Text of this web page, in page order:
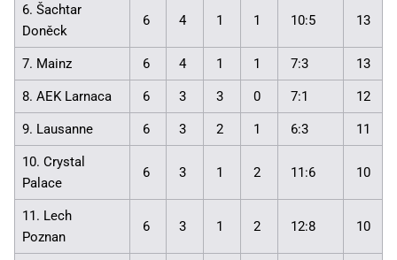
6. Šachtar
Doněck
6 4 1 1 10:5 13
7. Mainz 6 4 1 1 7:3 13
8. AEK Larnaca 6 3 3 0 7:1 12
9. Lausanne 6 3 2 1 6:3 11
10. Crystal
Palace
6 3 1 2 11:6 10
11. Lech
Poznan
6 3 1 2 12:8 10